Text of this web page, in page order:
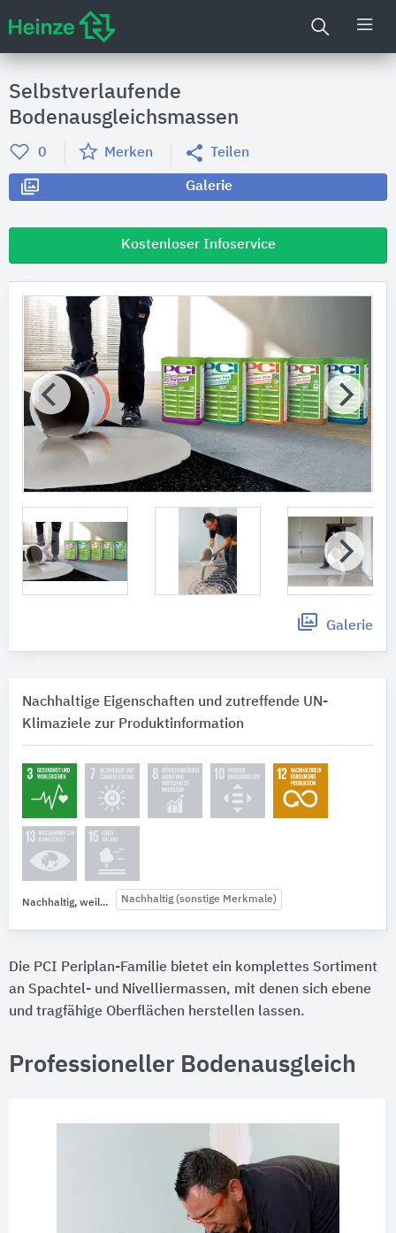
Selbstverlaufende
Bodenausgleichsmassen
0 Merken Teilen
Galerie
Kostenloser Infoservice
Galerie
Nachhaltige Eigenschaften und zutreffende UN-
Klimaziele zur Produktinformation
Nachhaltig, weil... Nachhaltig (sonstige Merkmale)
Die PCI Periplan-Familie bietet ein komplettes Sortiment
an Spachtel- und Nivelliermassen, mit denen sich ebene
und tragfähige Oberflächen herstellen lassen.
Professioneller Bodenausgleich